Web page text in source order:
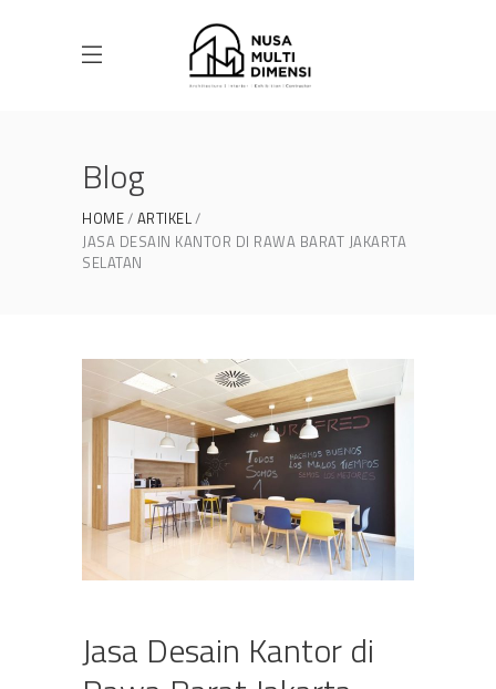
Blog
HOME ARTIKEL
JASA DESAIN KANTOR DI RAWA BARAT JAKARTA
SELATAN
Jasa Desain Kantor di